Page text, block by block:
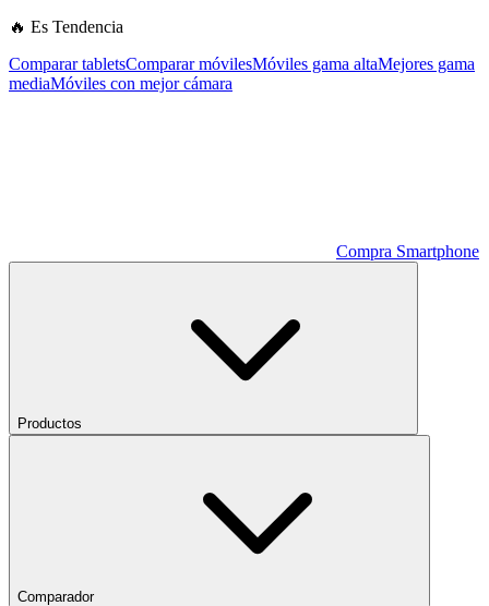
🔥 Es Tendencia
Comparar tabletsComparar móvilesMóviles gama altaMejores gama
mediaMóviles con mejor cámara
Compra Smartphone
Productos
Comparador